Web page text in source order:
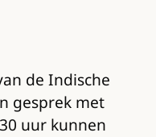
de Indische
gesprek met
uur kunnen